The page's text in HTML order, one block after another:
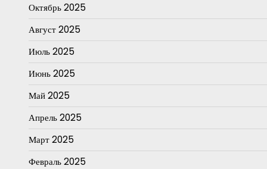
Октябрь 2025
Август 2025
Июль 2025
Июнь 2025
Май 2025
Апрель 2025
Март 2025
Февраль 2025